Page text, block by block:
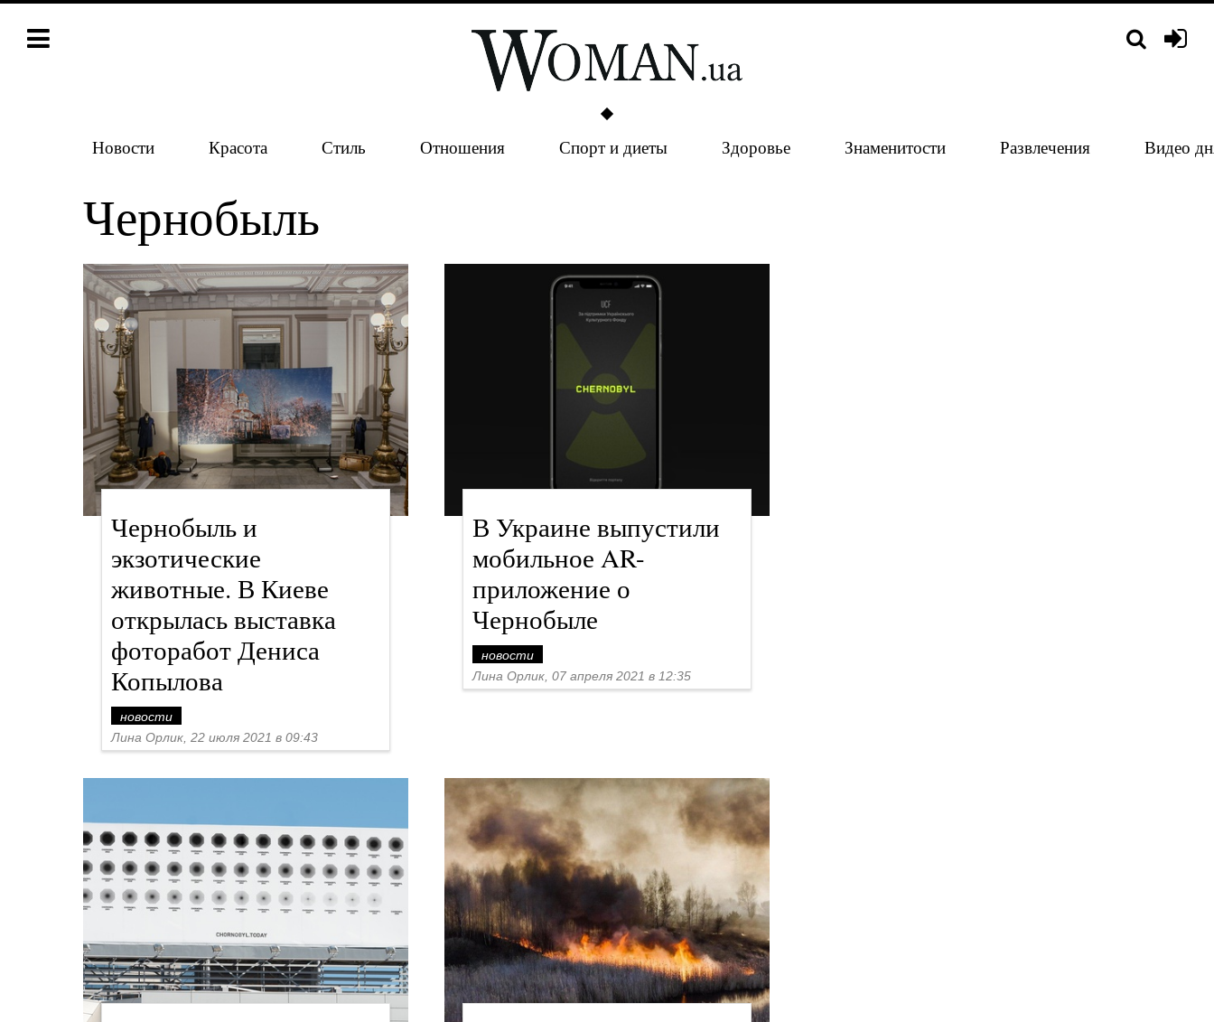
Новости Красота Стиль Отношения Спорт и диеты Здоровье Знаменитости Развлечения Видео
Чернобыль
Чернобыль и
экзотические
животные. В Киеве
открылась выставка
фоторабот Дениса
Копылова
новости
Лина Орлик, 22 июля 2021 в 09:43
В Украине выпустили
мобильное AR-
приложение о
Чернобыле
новости
Лина Орлик, 07 апреля 2021 в 12:35